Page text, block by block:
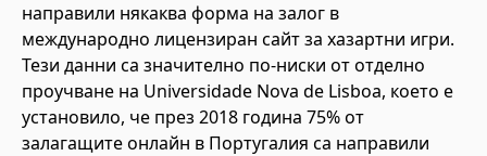
направили някаква форма на залог в
международно лицензиран сайт за хазартни игри.
Тези данни са значително по-ниски от отделно
проучване на Universidade Nova de Lisboa, което е
установило, че през 2018 година 75% от
залагащите онлайн в Португалия са направили